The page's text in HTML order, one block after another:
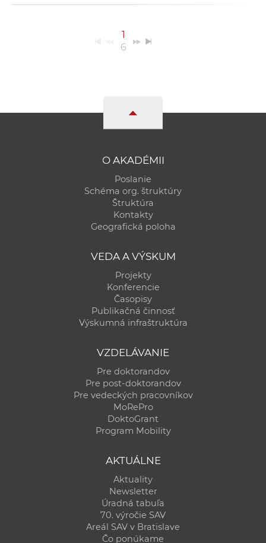
1
6
O AKADÉMII
Poslanie
Schéma org. štruktúry
Štruktúra
Kontakty
Geografická poloha
VEDA A VÝSKUM
Projekty
Konferencie
Časopisy
Publikačná činnosť
Výskumná infraštruktúra
VZDELÁVANIE
Pre doktorandov
Pre post-doktorandov
Pre vedeckých pracovníkov
MoRePro
DoktoGrant
Program Mobility
AKTUÁLNE
Aktuality
Newsletter
Úradná tabuľa
70. výročie SAV
Areál SAV v Bratislave
Čo ponúkame